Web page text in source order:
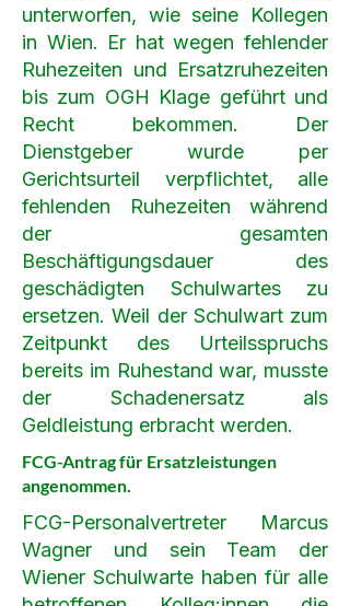
unterworfen, wie seine Kollegen
in Wien. Er hat wegen fehlender
Ruhezeiten und Ersatzruhezeiten
bis zum OGH Klage geführt und
Recht bekommen. Der
Dienstgeber wurde per
Gerichtsurteil verpflichtet, alle
fehlenden Ruhezeiten während
der gesamten
Beschäftigungsdauer des
geschädigten Schulwartes zu
ersetzen. Weil der Schulwart zum
Zeitpunkt des Urteilsspruchs
bereits im Ruhestand war, musste
der Schadenersatz als
Geldleistung erbracht werden.
FCG-Antrag für Ersatzleistungen
angenommen.
FCG-Personalvertreter Marcus
Wagner und sein Team der
Wiener Schulwarte haben für alle